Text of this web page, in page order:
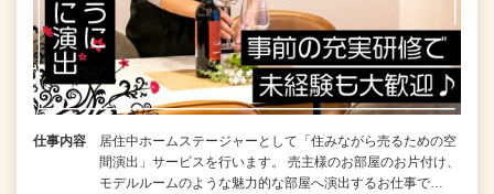
仕事内容
居住中ホームステージャーとして「住みながら売るための空
間演出」サービスを行います。 売主様のお部屋のお片付け、
モデルルームのような魅力的な部屋へ演出するお仕事で…